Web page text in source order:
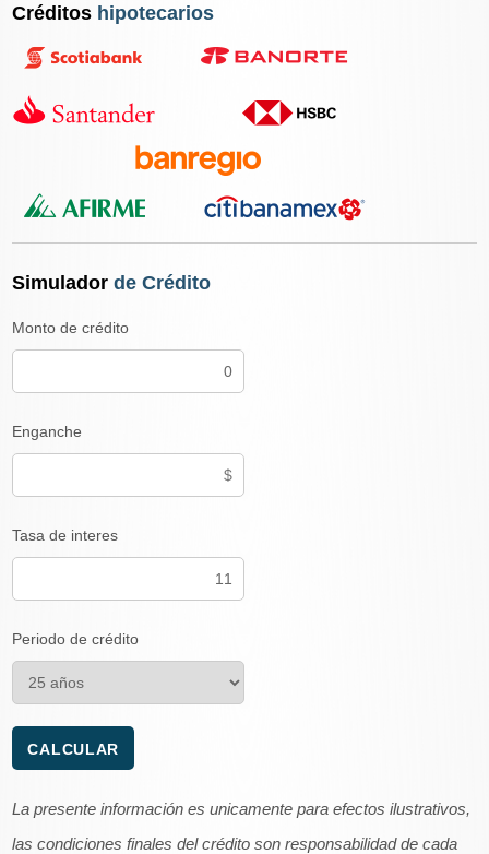
Créditos hipotecarios
Simulador de Crédito
Monto de crédito
Enganche
Tasa de interes
Periodo de crédito
La presente información es unicamente para efectos ilustrativos,
las condiciones finales del crédito son responsabilidad de cada